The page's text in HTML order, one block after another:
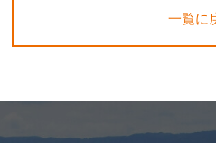
一覧に